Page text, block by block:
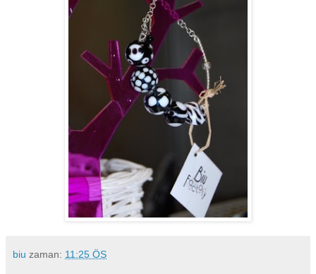
biu zaman: 11:25 ÖS